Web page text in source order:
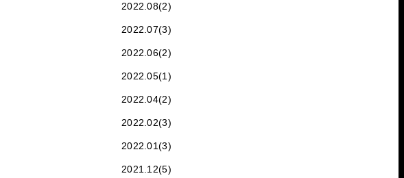
2022.08(2)
2022.07(3)
2022.06(2)
2022.05(1)
2022.04(2)
2022.02(3)
2022.01(3)
2021.12(5)